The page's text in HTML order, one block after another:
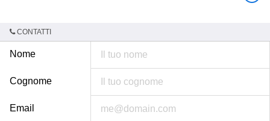
CONTATTI
Nome
Cognome
Email